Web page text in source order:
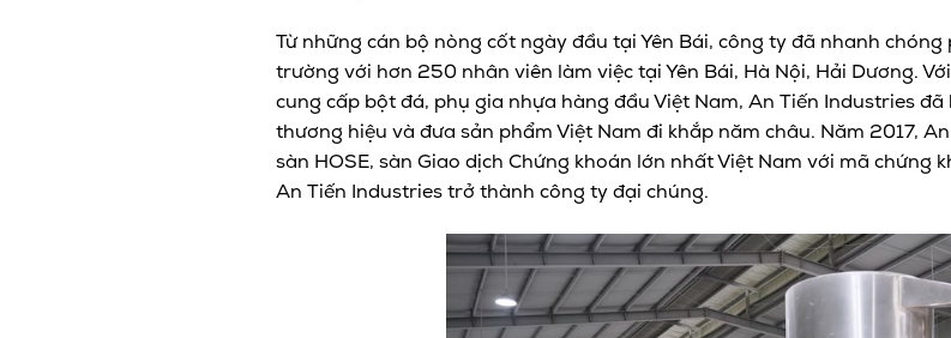
Từ những cán bộ nòng cốt ngày đầu tại Yên Bái, công ty đã nhanh
trường với hơn 250 nhân viên làm việc tại Yên Bái, Hà Nội, Hải Dương.
cung cấp bột đá, phụ gia nhựa hàng đầu Việt Nam, An Tiến Industries
thương hiệu và đưa sản phẩm Việt Nam đi khắp năm châu. Năm 2017,
sàn HOSE, sàn Giao dịch Chứng khoán lớn nhất Việt Nam với mã chứng
An Tiến Industries trở thành công ty đại chúng.